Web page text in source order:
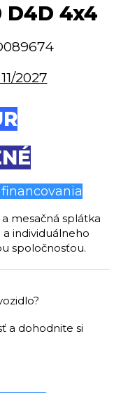
D4D 4x4
2027
mesačná splátka
individuálneho
spoločnosťou.
a dohodnite si